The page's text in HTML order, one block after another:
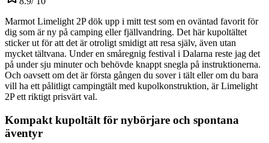
Marmot Limelight 2P dök upp i mitt test som en oväntad favorit för
dig som är ny på camping eller fjällvandring. Det här kupoltältet
sticker ut för att det är otroligt smidigt att resa själv, även utan
mycket tältvana. Under en småregnig festival i Dalarna reste jag det
på under sju minuter och behövde knappt snegla på instruktionerna.
Och oavsett om det är första gången du sover i tält eller om du bara
vill ha ett pålitligt campingtält med kupolkonstruktion, är Limelight
2P ett riktigt prisvärt val.
Kompakt kupoltält för nybörjare och spontana
äventyr